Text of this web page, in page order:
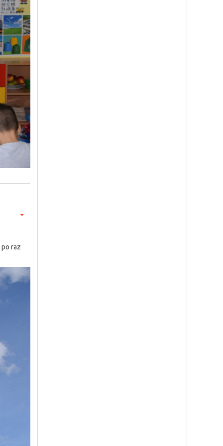
raz